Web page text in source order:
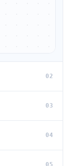
02
03
04